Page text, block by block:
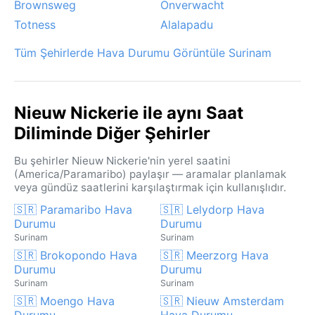
Brownsweg
Onverwacht
Totness
Alalapadu
Tüm Şehirlerde Hava Durumu Görüntüle Surinam
Nieuw Nickerie ile aynı Saat
Diliminde Diğer Şehirler
Bu şehirler Nieuw Nickerie'nin yerel saatini
(America/Paramaribo) paylaşır — aramalar planlamak
veya gündüz saatlerini karşılaştırmak için kullanışlıdır.
🇸🇷 Paramaribo Hava
Durumu
Surinam
🇸🇷 Lelydorp Hava
Durumu
Surinam
🇸🇷 Brokopondo Hava
Durumu
Surinam
🇸🇷 Meerzorg Hava
Durumu
Surinam
🇸🇷 Moengo Hava
🇸🇷 Nieuw Amsterdam